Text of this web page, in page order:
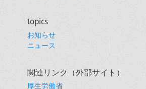
topics
お知らせ
ニュース
関連リンク（外部サイト）
厚生労働省